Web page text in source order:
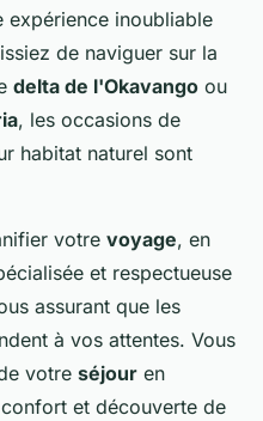
expérience inoubliable
de naviguer sur la
delta de l'Okavango ou
, les occasions de
habitat naturel sont
votre voyage, en
et respectueuse
assurant que les
à vos attentes. Vous
votre séjour en
et découverte de